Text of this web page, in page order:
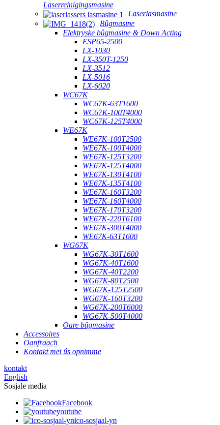
Laserreinigingsmasine
Laserlasmasine
Bûgmasine
Elektryske bûgmasine & Down Acting
ESP65-2500
LX-1030
LX-350T-1250
LX-3512
LX-5016
LX-6020
WC67K
WC67K-63T1600
WC67K-100T4000
WC67K-125T4000
WE67K
WE67K-100T2500
WE67K-100T4000
WE67K-125T3200
WE67K-125T4000
WE67K-130T4100
WE67K-135T4100
WE67K-160T3200
WE67K-160T4000
WE67K-170T3200
WE67K-220T6100
WE67K-300T4000
WE67K-63T1600
WG67K
WG67K-30T1600
WG67K-40T1600
WG67K-40T2200
WG67K-80T2500
WG67K-125T2500
WG67K-160T3200
WG67K-200T6000
WG67K-500T4000
Oare bûgmasine
Accessoires
Oanfraach
Kontakt mei ús opnimme
kontakt
English
Sosjale media
Facebook
youtube
ico-sosjaal-yn